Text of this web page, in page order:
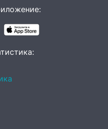
Ульяновска
Ульяновска
человека
загорелся